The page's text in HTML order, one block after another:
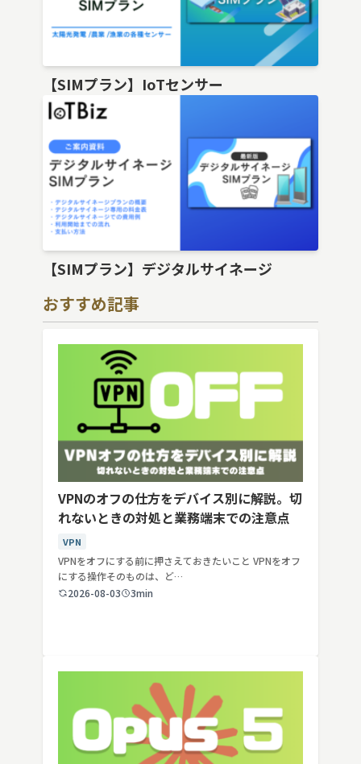
【SIMプラン】IoTセンサー
【SIMプラン】デジタルサイネージ
おすすめ記事
VPNのオフの仕方をデバイス別に解説。切
れないときの対処と業務端末での注意点
VPN
VPNをオフにする前に押さえておきたいこと VPNをオフ
にする操作そのものは、ど…
2026-08-03
3min